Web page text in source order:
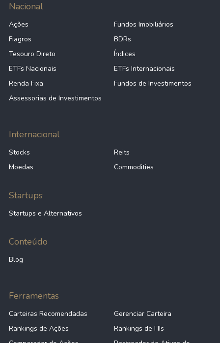
Nacional
Ações
Fundos Imobiliários
Fiagros
BDRs
Tesouro Direto
Índices
ETFs Nacionais
ETFs Internacionais
Renda Fixa
Fundos de Investimentos
Assessorias de Investimentos
Internacional
Stocks
Reits
Moedas
Commodities
Startups
Startups e Alternativos
Conteúdo
Blog
Ferramentas
Carteiras Recomendadas
Gerenciar Carteira
Rankings de Ações
Rankings de FIIs